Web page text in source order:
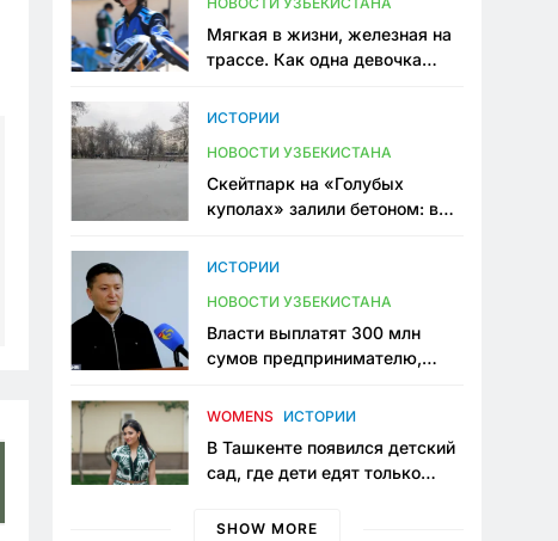
Мягкая в жизни, железная на
трассе. Как одна девочка
Узбекистане
ИСТОРИИ
НОВОСТИ УЗБЕКИСТАНА
Скейтпарк на «Голубых
куполах» залили бетоном: в
одно общественное
ИСТОРИИ
НОВОСТИ УЗБЕКИСТАНА
Власти выплатят 300 млн
сумов предпринимателю,
тюрьме по незаконному
WOMENS ИСТОРИИ
В Ташкенте появился детский
сад, где дети едят только
мама, которая устала просить
SHOW MORE